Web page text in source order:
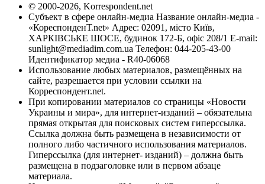
© 2000-2026, Korrespondent.net
Субъект в сфере онлайн-медиа Название онлайн-медиа -
«КореспонденТ.net» Адрес: 02091, місто Київ,
ХАРКІВСЬКЕ ШОСЕ, будинок 172-Б, офіс 208/1 E-mail:
sunlight@mediadim.com.ua Телефон: 044-205-43-00
Идентификатор медиа - R40-06068
Использование любых материалов, размещённых на
сайте, разрешается при условии ссылки на
Корреспондент.net.
При копировании материалов со страницы «Новости
Украины и мира», для интернет-изданий – обязательна
прямая открытая для поисковых систем гиперссылка.
Ссылка должна быть размещена в независимости от
полного либо частичного использования материалов.
Гиперссылка (для интернет- изданий) – должна быть
размещена в подзаголовке или в первом абзаце
материала.